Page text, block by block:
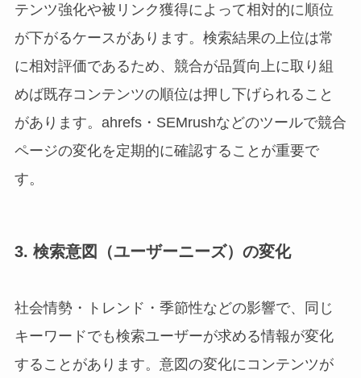
テンツ強化や被リンク獲得によって相対的に順位
が下がるケースがあります。検索結果の上位は常
に相対評価であるため、競合が品質向上に取り組
めば既存コンテンツの順位は押し下げられること
があります。ahrefs・SEMrushなどのツールで競合
ページの変化を定期的に確認することが重要で
す。
3. 検索意図（ユーザーニーズ）の変化
社会情勢・トレンド・季節性などの影響で、同じ
キーワードでも検索ユーザーが求める情報が変化
することがあります。意図の変化にコンテンツが